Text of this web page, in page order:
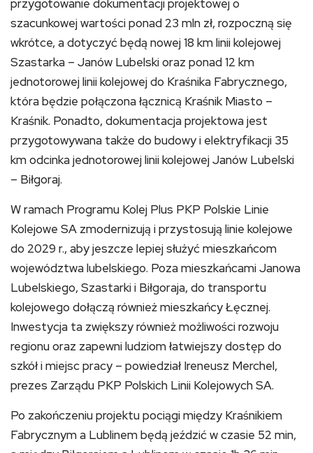
przygotowanie dokumentacji projektowej o
szacunkowej wartości ponad 23 mln zł, rozpoczną się
wkrótce, a dotyczyć będą nowej 18 km linii kolejowej
Szastarka – Janów Lubelski oraz ponad 12 km
jednotorowej linii kolejowej do Kraśnika Fabrycznego,
która będzie połączona łącznicą Kraśnik Miasto –
Kraśnik. Ponadto, dokumentacja projektowa jest
przygotowywana także do budowy i elektryfikacji 35
km odcinka jednotorowej linii kolejowej Janów Lubelski
– Biłgoraj.
W ramach Programu Kolej Plus PKP Polskie Linie
Kolejowe SA zmodernizują i przystosują linie kolejowe
do 2029 r., aby jeszcze lepiej służyć mieszkańcom
województwa lubelskiego. Poza mieszkańcami Janowa
Lubelskiego, Szastarki i Biłgoraja, do transportu
kolejowego dołączą również mieszkańcy Łęcznej.
Inwestycja ta zwiększy również możliwości rozwoju
regionu oraz zapewni ludziom łatwiejszy dostęp do
szkół i miejsc pracy – powiedział Ireneusz Merchel,
prezes Zarządu PKP Polskich Linii Kolejowych SA.
Po zakończeniu projektu pociągi między Kraśnikiem
Fabrycznym a Lublinem będą jeździć w czasie 52 min,